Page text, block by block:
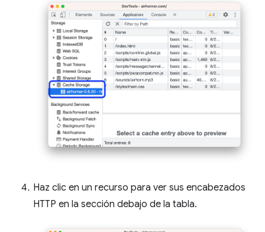
Haz clic en un recurso para ver sus encabezados
HTTP en la sección debajo de la tabla.